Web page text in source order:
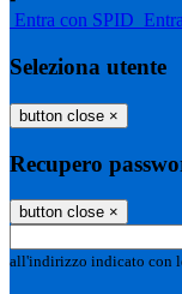
Entra con SPID
Seleziona utente
button close ×
Recupero
button close ×
all'indirizzo indicato con